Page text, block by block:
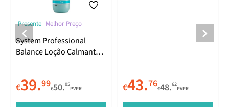
Presente Melhor Preço
System Professional
Balance Loção Calmante
€39.99€50.05
PVPR €43.76€48.62
PVPR